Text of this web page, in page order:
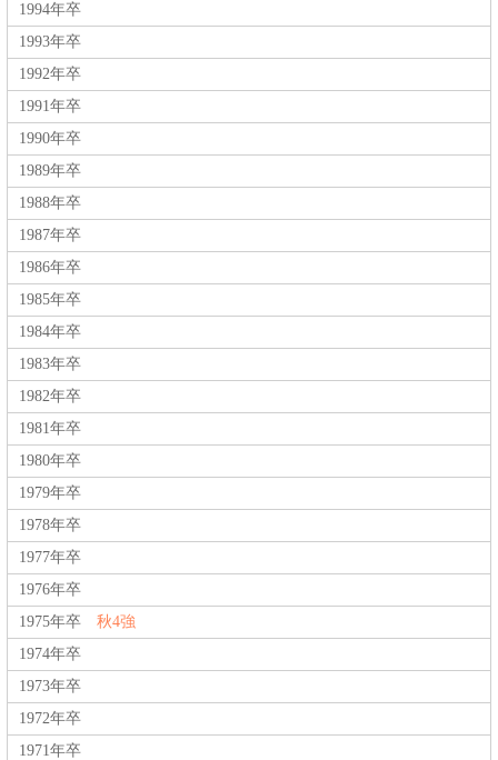
1994年卒
1993年卒
1992年卒
1991年卒
1990年卒
1989年卒
1988年卒
1987年卒
1986年卒
1985年卒
1984年卒
1983年卒
1982年卒
1981年卒
1980年卒
1979年卒
1978年卒
1977年卒
1976年卒
1975年卒 秋4強
1974年卒
1973年卒
1972年卒
1971年卒